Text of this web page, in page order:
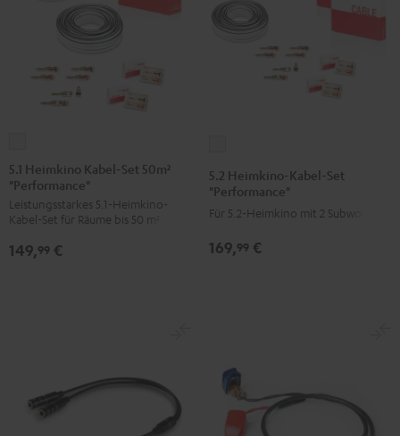
Heimkino
Kabel-
Set
50m²
"Performance"
5.1 Heimkino Kabel-Set 50m²
"Performance"
Leistungsstarkes 5.1-Heimkino-
Kabel-Set für Räume bis 50 m²
149,99 €
Heimkino-
Kabel-
Set
Weiß
5.2 Heimkino-Kabel-Set
"Performance"
Für 5.2-Heimkino mit 2 Subwoofern
169,99 €